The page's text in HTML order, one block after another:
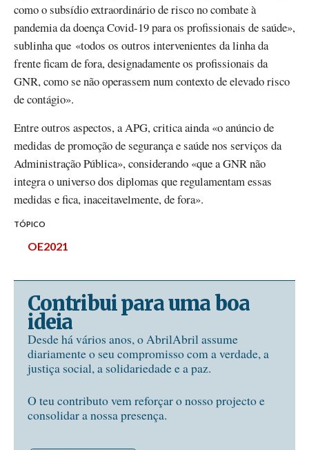
como o subsídio extraordinário de risco no combate à
pandemia da doença Covid-19 para os profissionais de saúde»,
sublinha que «todos os outros intervenientes da linha da
frente ficam de fora, designadamente os profissionais da
GNR, como se não operassem num contexto de elevado risco
de contágio».
Entre outros aspectos, a APG, critica ainda «o anúncio de
medidas de promoção de segurança e saúde nos serviços da
Administração Pública», considerando «que a GNR não
integra o universo dos diplomas que regulamentam essas
medidas e fica, inaceitavelmente, de fora».
TÓPICO
OE2021
Contribui para uma boa
ideia
Desde há vários anos, o AbrilAbril assume
diariamente o seu compromisso com a verdade, a
justiça social, a solidariedade e a paz.
O teu contributo vem reforçar o nosso projecto e
consolidar a nossa presença.